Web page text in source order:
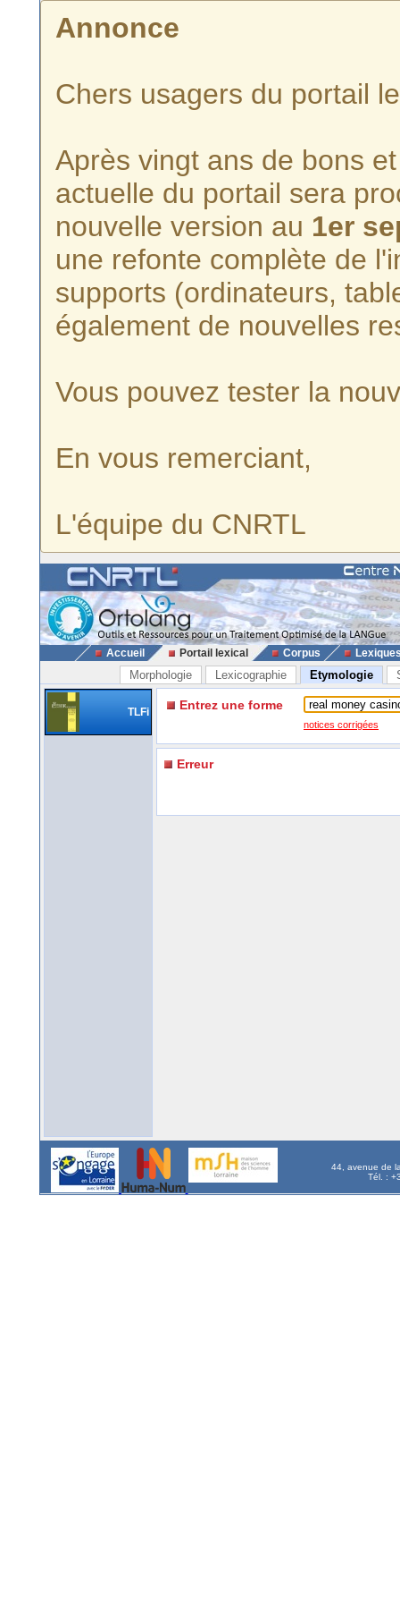
Annonce
Chers usagers du portail
Après vingt ans de bons
actuelle du portail sera
nouvelle version au 1er
une refonte complète de
supports (ordinateurs,
également de nouvelles
Vous pouvez tester la
En vous remerciant,
L'équipe du CNRTL
Accueil Portail lexical Corpus
Morphologie Lexicographie Etymologie
TLFi Entrez une forme
notices corrigées
Erreur
44, avenue de
Tél. :